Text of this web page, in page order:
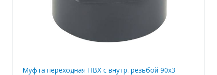
Муфта переходная ПВХ с внутр. резьбой 90x3